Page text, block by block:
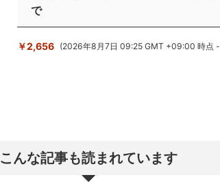
で
￥2,656 (2026年8月7日 09:25 GMT +09:00 時点 -
こんな記事も読まれています